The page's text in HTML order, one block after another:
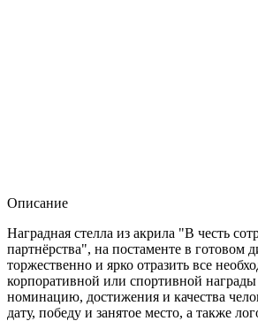
Описание
Наградная стелла из акрила "В честь
партнёрства", на постаменте в готовом
торжественно и ярко отразить все
корпоративной или спортивной награды
номинацию, достижения и качества
дату, победу и занятое место, а также